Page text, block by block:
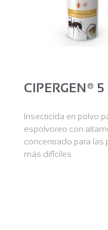
CIPERGEN® 5
Insecticida en polvo
espolvoreo con
concentrado para las
más difíciles